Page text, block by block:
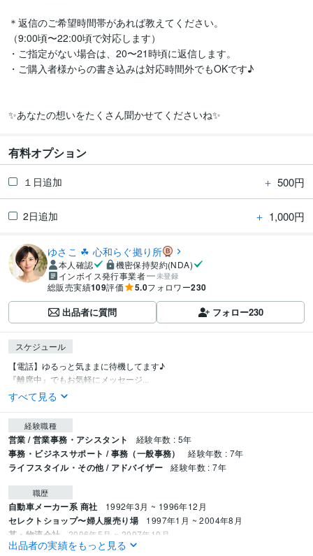
＊返信のご希望時間帯があれば教えてください。
（9:00頃〜22:00頃で対応します）
・ご指定がない場合は、20〜21時頃に返信します。
・ご購入者様からの書き込みは対応時間外でもOKです♪
✨あなたの想いをたくさん聞かせてくださいね✨
有料オプション
１日追加 ＋ 500円
2日追加 ＋ 1,000円
ゆさこ ☘ 心和らぐ拠り所
本人確認
機密保持契約(NDA)
インボイス発行事業者
未登録
総販売実績109評価 5.0フォロワー230
出品者に質問 フォロー230
スケジュール
【電話】ゆるっと気ままに待機してます♪
『離席中』でもお気軽にメッセージ...
すべて見る
経験職種
営業 / 営業事務・アシスタント 経験年数 : 5年
事務・ビジネスサポート / 事務（一般事務） 経験年数 : 7年
ライフスタイル・その他 / アドバイザー 経験年数 : 7年
職歴
自動車メーカー系 商社 1992年3月 ~ 1996年12月
セレクトショップ〜婦人服売り場 1997年1月 ~ 2004年8月
某・物流会社 2006年5月 ~ 2007年10月
全国展開の雑貨店本社 2013年3月 ~ 2019年6月
出品者の実績をもっと見る